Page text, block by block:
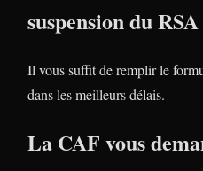
suspension du
Il vous suffit de remplir le
dans les meilleurs délais.
La CAF vous